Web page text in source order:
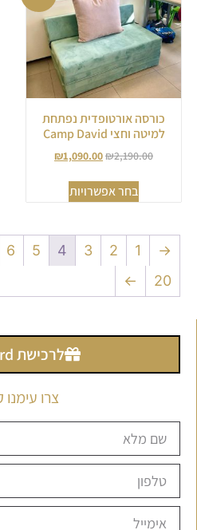
כורסה אורטופדית נפתחת
למיטה וחצי Camp David
₪2,190.00
₪1,090.00
בחר אפשרויות
→
1
2
3
4
5
6
20
←
לרכישת Gift Card
צרו